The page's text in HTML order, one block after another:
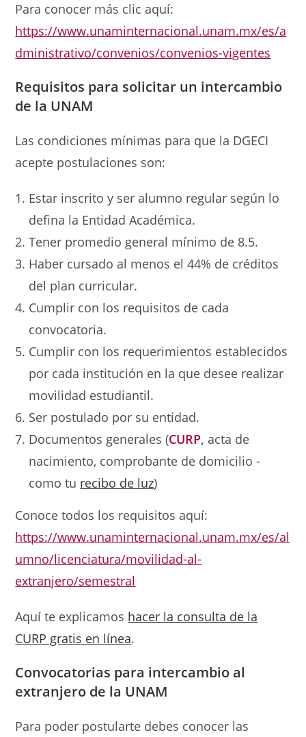
Para conocer más clic aquí:
https://www.unaminternacional.unam.mx/es/a
dministrativo/convenios/convenios-vigentes
Requisitos para solicitar un intercambio
de la UNAM
Las condiciones mínimas para que la DGECI
acepte postulaciones son:
Estar inscrito y ser alumno regular según lo
defina la Entidad Académica.
Tener promedio general mínimo de 8.5.
Haber cursado al menos el 44% de créditos
del plan curricular.
Cumplir con los requisitos de cada
convocatoria.
Cumplir con los requerimientos establecidos
por cada institución en la que desee realizar
movilidad estudiantil.
Ser postulado por su entidad.
Documentos generales (CURP, acta de
nacimiento, comprobante de domicilio -
como tu recibo de luz)
Conoce todos los requisitos aquí:
https://www.unaminternacional.unam.mx/es/al
umno/licenciatura/movilidad-al-
extranjero/semestral
Aquí te explicamos hacer la consulta de la
CURP gratis en línea.
Convocatorias para intercambio al
extranjero de la UNAM
Para poder postularte debes conocer las